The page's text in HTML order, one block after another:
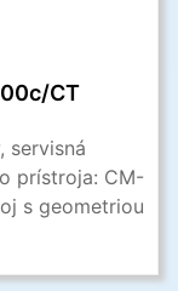
CT
servisná
prístroja: CM-
s geometriou